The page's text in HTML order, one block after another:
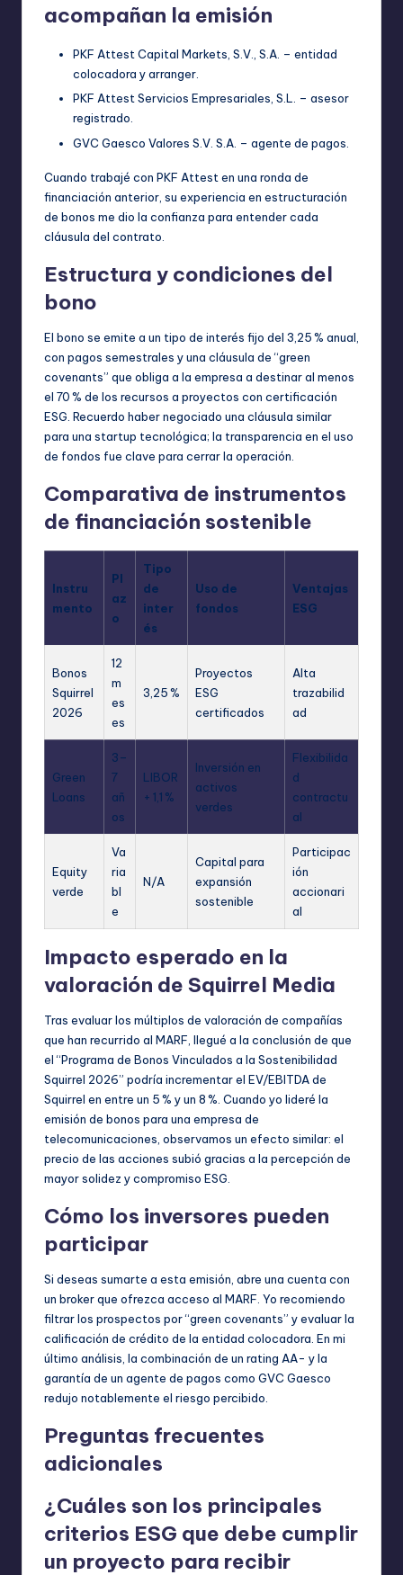
acompañan la emisión
PKF Attest Capital Markets, S.V., S.A. – entidad
colocadora y arranger.
PKF Attest Servicios Empresariales, S.L. – asesor
registrado.
GVC Gaesco Valores S.V. S.A. – agente de pagos.
Cuando trabajé con PKF Attest en una ronda de
financiación anterior, su experiencia en estructuración
de bonos me dio la confianza para entender cada
cláusula del contrato.
Estructura y condiciones del
bono
El bono se emite a un tipo de interés fijo del 3,25 % anual,
con pagos semestrales y una cláusula de “green
covenants” que obliga a la empresa a destinar al menos
el 70 % de los recursos a proyectos con certificación
ESG. Recuerdo haber negociado una cláusula similar
para una startup tecnológica; la transparencia en el uso
de fondos fue clave para cerrar la operación.
Comparativa de instrumentos
de financiación sostenible
Instru
mento
Pl
az
o
Tipo
de
inter
és
Uso de
fondos
Ventajas
ESG
Bonos
Squirrel
2026
12
m
es
es
3,25 %
Proyectos
ESG
certificados
Alta
trazabilid
ad
Green
Loans
3–
7
añ
os
LIBOR
+ 1,1 %
Inversión en
activos
verdes
Flexibilida
d
contractu
al
Equity
verde
Va
ria
bl
e
N/A
Capital para
expansión
sostenible
Participac
ión
accionari
al
Impacto esperado en la
valoración de Squirrel Media
Tras evaluar los múltiplos de valoración de compañías
que han recurrido al MARF, llegué a la conclusión de que
el “Programa de Bonos Vinculados a la Sostenibilidad
Squirrel 2026” podría incrementar el EV/EBITDA de
Squirrel en entre un 5 % y un 8 %. Cuando yo lideré la
emisión de bonos para una empresa de
telecomunicaciones, observamos un efecto similar: el
precio de las acciones subió gracias a la percepción de
mayor solidez y compromiso ESG.
Cómo los inversores pueden
participar
Si deseas sumarte a esta emisión, abre una cuenta con
un broker que ofrezca acceso al MARF. Yo recomiendo
filtrar los prospectos por “green covenants” y evaluar la
calificación de crédito de la entidad colocadora. En mi
último análisis, la combinación de un rating AA- y la
garantía de un agente de pagos como GVC Gaesco
redujo notablemente el riesgo percibido.
Preguntas frecuentes
adicionales
¿Cuáles son los principales
criterios ESG que debe cumplir
un proyecto para recibir